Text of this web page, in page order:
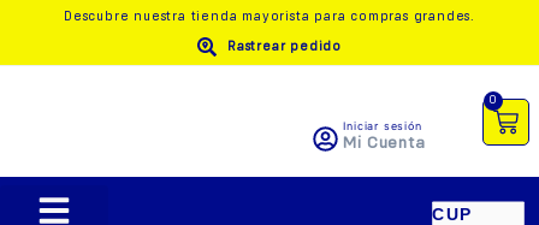
Descubre nuestra tienda mayorista para compras grandes.
Rastrear pedido
Iniciar sesión
Mi Cuenta
0
CUP